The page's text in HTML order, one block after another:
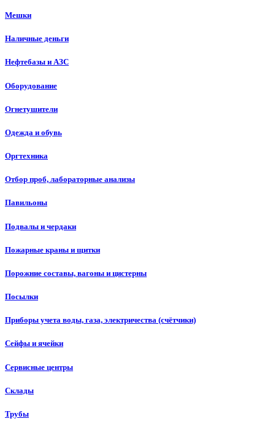
Мешки
Наличные деньги
Нефтебазы и АЗС
Оборудование
Огнетушители
Одежда и обувь
Оргтехника
Отбор проб, лабораторные анализы
Павильоны
Подвалы и чердаки
Пожарные краны и щитки
Порожние составы, вагоны и цистерны
Посылки
Приборы учета воды, газа, электричества (счётчики)
Сейфы и ячейки
Сервисные центры
Склады
Трубы